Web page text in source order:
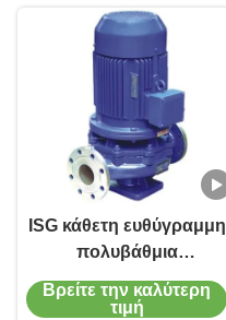
με υψηλή απόδοση και
χαμηλό θόρυβο
ISG κάθετη ευθύγραμμη
πολυβάθμια
φυγοκεντρική αντλία
αντλιών τύπων κάθετη
Βρείτε την καλύτερη
τιμή